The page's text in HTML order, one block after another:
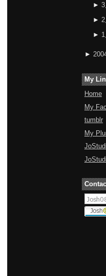
► 3
► 2
► 1
►
My
Home
My
tumblr
My